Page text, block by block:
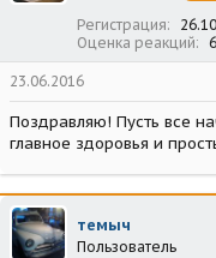
Регистрация
Оценка реакций
23.06.2016
Поздравляю! Пусть все
главное здоровья и
темыч
Пользователь